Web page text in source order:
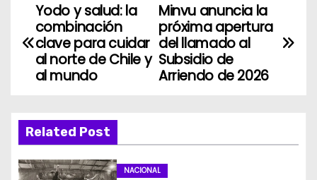
N
a
g
a
Minvu anuncia la
próxima apertura
del llamado al
Subsidio de
Arriendo de 2026
Yodo y salud: la
combinación
clave para cuidar
al norte de Chile y
al mundo
Related Post
NACIONAL